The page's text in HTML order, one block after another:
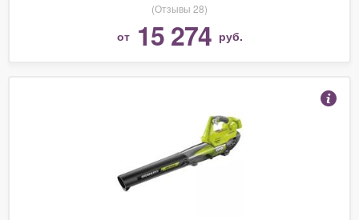
(Отзывы 28)
от 15 274 руб.